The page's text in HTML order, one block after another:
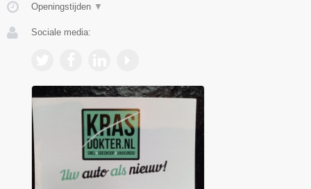
Openingstijden ▼
Sociale media: